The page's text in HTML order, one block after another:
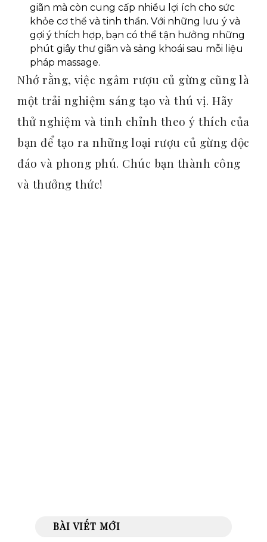
giãn mà còn cung cấp nhiều lợi ích cho sức
khỏe cơ thể và tinh thần. Với những lưu ý và
gợi ý thích hợp, bạn có thể tận hưởng những
phút giây thư giãn và sảng khoái sau mỗi liệu
pháp massage.
Nhớ rằng, việc ngâm rượu củ gừng cũng là
một trải nghiệm sáng tạo và thú vị. Hãy
thử nghiệm và tinh chỉnh theo ý thích của
bạn để tạo ra những loại rượu củ gừng độc
đáo và phong phú. Chúc bạn thành công
và thưởng thức!
BÀI VIẾT MỚI